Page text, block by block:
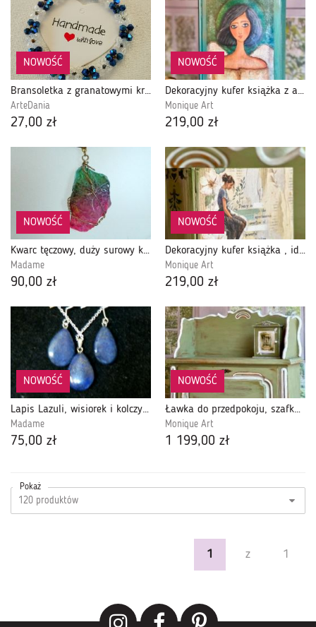
NOWOŚĆ
Bransoletka z granatowymi kryształkami
ArteDania
27,00 zł
NOWOŚĆ
Dekoracyjny kufer książka z aniołem, idealny na prezent, dla miłośnika czytania
Monique Art
219,00 zł
NOWOŚĆ
Kwarc tęczowy, duży surowy kamień w oplocie wire wrapping, wisiorek
Madame
90,00 zł
NOWOŚĆ
Dekoracyjny kufer książka , idealny na prezent, dla miłośnika czytania
Monique Art
219,00 zł
NOWOŚĆ
Lapis Lazuli, wisiorek i kolczyki łezki, zestaw biżuterii
Madame
75,00 zł
NOWOŚĆ
Ławka do przedpokoju, szafka na buty, ręcznie odnawiana, unikat
Monique Art
1 199,00 zł
Pokaż
1 z 1